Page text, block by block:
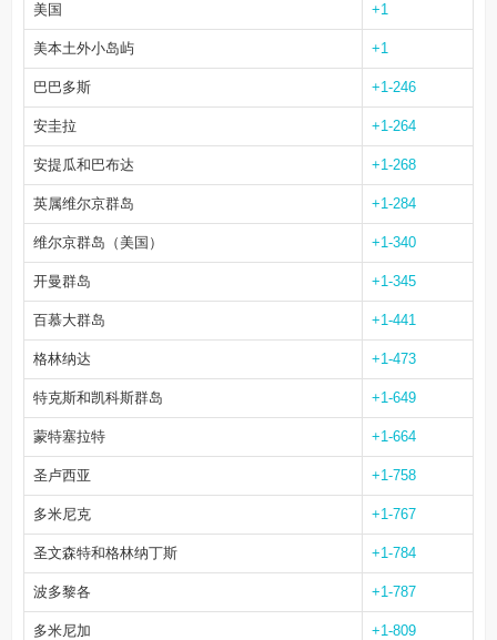
美国 +1
美本土外小岛屿 +1
巴巴多斯 +1-246
安圭拉 +1-264
安提瓜和巴布达 +1-268
英属维尔京群岛 +1-284
维尔京群岛（美国） +1-340
开曼群岛 +1-345
百慕大群岛 +1-441
格林纳达 +1-473
特克斯和凯科斯群岛 +1-649
蒙特塞拉特 +1-664
圣卢西亚 +1-758
多米尼克 +1-767
圣文森特和格林纳丁斯 +1-784
波多黎各 +1-787
多米尼加 +1-809